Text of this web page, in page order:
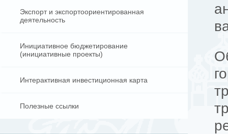
Экспорт и экспортоориентированная
деятельность
Инициативное бюджетирование
(инициативные проекты)
Интерактивная инвестиционная карта
Полезные ссылки